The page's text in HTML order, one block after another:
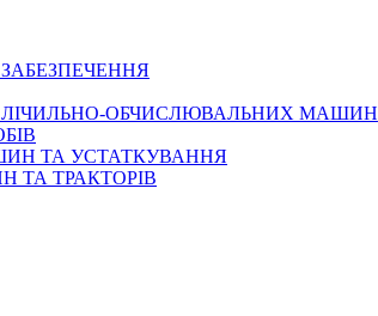
ЛІЧИЛЬНО-ОБЧИСЛЮВАЛЬНИХ МАШИН
ТА УСТАТКУВАННЯ
ТА ТРАКТОРІВ